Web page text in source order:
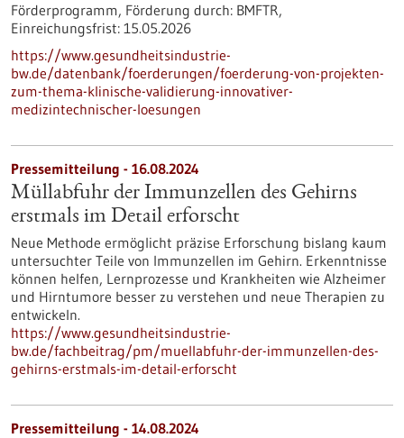
Förderprogramm, Förderung durch: BMFTR,
Einreichungsfrist: 15.05.2026
https://www.gesundheitsindustrie-
bw.de/datenbank/foerderungen/foerderung-von-projekten-
zum-thema-klinische-validierung-innovativer-
medizintechnischer-loesungen
Pressemitteilung - 16.08.2024
Müllabfuhr der Immunzellen des Gehirns
erstmals im Detail erforscht
Neue Methode ermöglicht präzise Erforschung bislang kaum
untersuchter Teile von Immunzellen im Gehirn. Erkenntnisse
können helfen, Lernprozesse und Krankheiten wie Alzheimer
und Hirntumore besser zu verstehen und neue Therapien zu
entwickeln.
https://www.gesundheitsindustrie-
bw.de/fachbeitrag/pm/muellabfuhr-der-immunzellen-des-
gehirns-erstmals-im-detail-erforscht
Pressemitteilung - 14.08.2024